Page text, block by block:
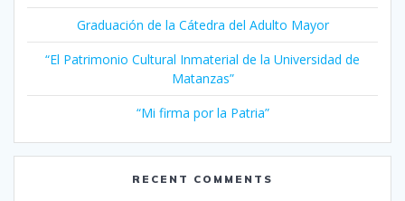
Graduación de la Cátedra del Adulto Mayor
“El Patrimonio Cultural Inmaterial de la Universidad de
Matanzas”
“Mi firma por la Patria”
RECENT COMMENTS